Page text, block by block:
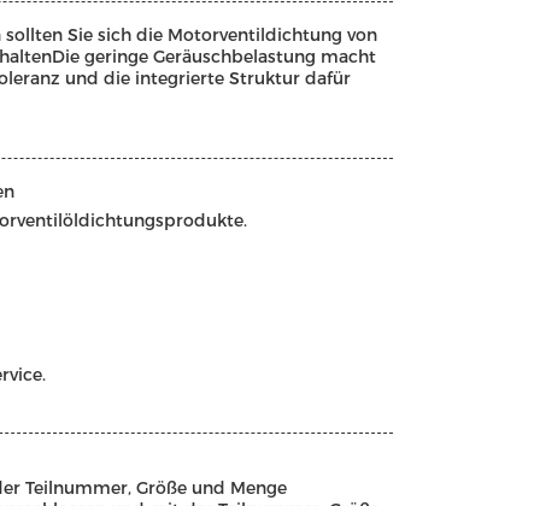
Sie sich die Motorventildichtung von
geringe Geräuschbelastung macht
und die integrierte Struktur dafür
Teilnummer, Größe und Menge